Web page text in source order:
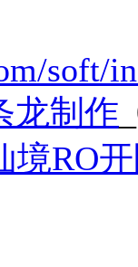
soft/
龙制作
境RO